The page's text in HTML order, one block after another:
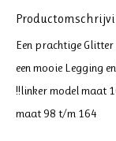
Een prachtige Glitter
een mooie Legging
!!linker model maat
maat 98 t/m 164